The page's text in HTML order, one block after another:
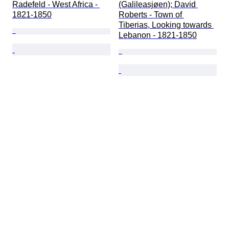
Radefeld - West Africa -
1821-1850
(Galileasjøen); David
Roberts - Town of
Tiberias, Looking towards
Lebanon - 1821-1850